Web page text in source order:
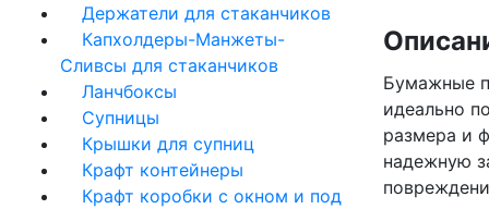
Держатели для стаканчиков
Капхолдеры-Манжеты-
Сливсы для стаканчиков
Ланчбоксы
Супницы
Крышки для супниц
Крафт контейнеры
Крафт коробки с окном и под
Бумажные
идеально
размера и
надежную